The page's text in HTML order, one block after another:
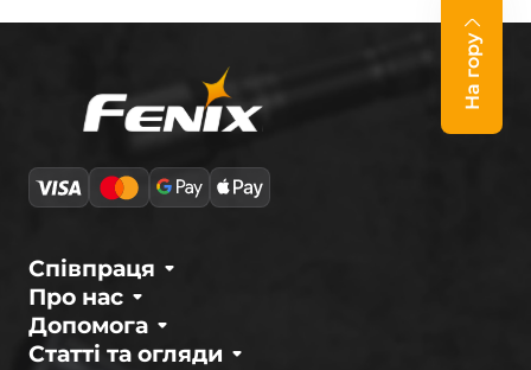
На гору
Про нас
Співпраця
Статті та огляди
Допомога